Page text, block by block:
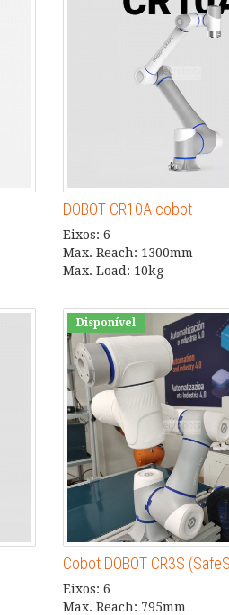
DOBOT CR10A cobot
Eixos: 6
Max. Reach: 1300mm
Max. Load: 10kg
Disponível
Cobot DOBOT CR3S
Eixos: 6
Max. Reach: 795mm